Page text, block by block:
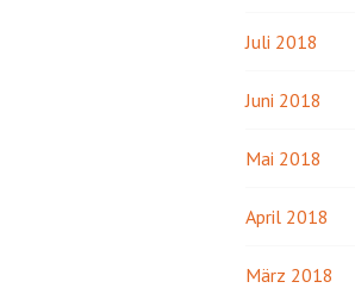
Juli 2018
Juni 2018
Mai 2018
April 2018
März 2018